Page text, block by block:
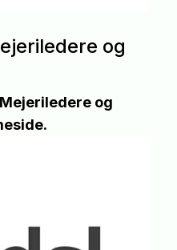
og
og